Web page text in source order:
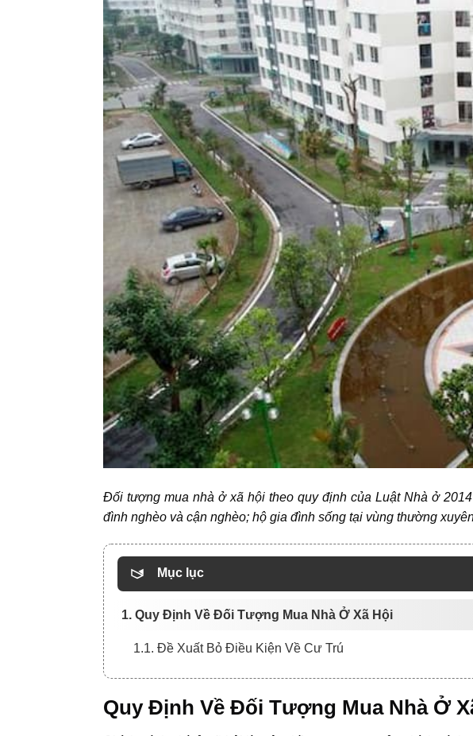
Đối tượng mua nhà ở xã hội theo quy định của Luật Nhà ở
đình nghèo và cận nghèo; hộ gia đình sống tại vùng thường
Mục lục
1. Quy Định Về Đối Tượng Mua Nhà Ở Xã Hội
1.1. Đề Xuất Bỏ Điều Kiện Về Cư Trú
Quy Định Về Đối Tượng Mua Nhà Ở